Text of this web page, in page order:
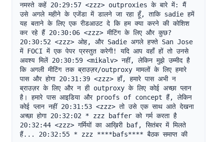
नमस्ते कहें 20:29:57 <zzz> outproxies के बारे में: मैं
उसे अगले महीने के एजेंडा में डालने जा रहा हूँ, ताकि sadie हमें
यह बताने के लिए एक रीडआउट दे कि हम क्या करने की कोशिश
कर रहे हैं 20:30:06 <zzz> मीटिंग के लिए और कुछ?
20:30:52 <zzz> ओह, और Sadie अगले हफ्ते San Jose
में FOCI में एक पेपर प्रस्तुत करेगी! यदि आप वहाँ हों तो उनसे
अवश्य मिलें 20:30:59 <mikalv> नहीं, लेकिन मुझे उम्मीद है
कि अगली मीटिंग तक ब्राउज़र/outproxy मामलों के लिए हमारे
पास और होगा 20:31:39 <zzz> हाँ, हमारे पास अभी न
ब्राउज़र के लिए और न ही outproxy के लिए कोई अच्छा प्लान
है। हमारे पास आइडिया और proofs of concept हैं, लेकिन
कोई प्लान नहीं 20:31:53 <zzz> तो उसे एक साथ आते देखना
अच्छा होगा 20:32:02 * zzz baffer को गर्म करता है
20:32:44 <zzz> गर्मियों का आख़िरी baf, सितंबर में मिलते
हैं... 20:32:55 * zzz ****bafs**** बैठक समाप्त की